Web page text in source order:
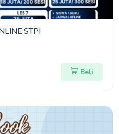
STPI
Beli